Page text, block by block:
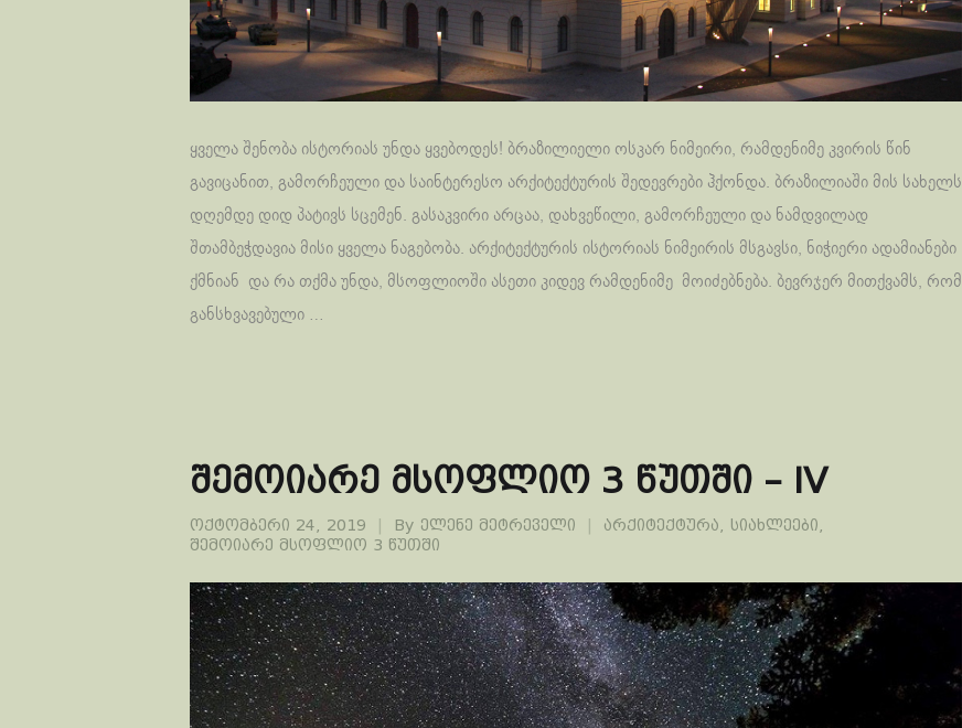
ყველა შენობა ისტორიას უნდა ყვებოდეს! ბრაზილიელი ოსკარ ნიმეირი, რამდენიმე კვირის წინ
გავიცანით, გამორჩეული და საინტერესო არქიტექტურის შედევრები ჰქონდა. ბრაზილიაში მის სახელს
დღემდე დიდ პატივს სცემენ. გასაკვირი არცაა, დახვეწილი, გამორჩეული და ნამდვილად
შთამბეჭდავია მისი ყველა ნაგებობა. არქიტექტურის ისტორიას ნიმეირის მსგავსი, ნიჭიერი ადამიანები
ქმნიან და რა თქმა უნდა, მსოფლიოში ასეთი კიდევ რამდენიმე მოიძებნება. ბევრჯერ მითქვამს, რომ
განსხვავებული …
შემოიარე მსოფლიო 3 წუთში – IV
ოქტომბერი 24, 2019 By ელენე მეტრეველი არქიტექტურა, სიახლეები,
შემოიარე მსოფლიო 3 წუთში